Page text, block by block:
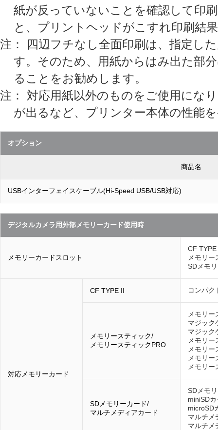
紙が反っていないことを確認して印
と、プリントヘッドがこすれ印刷結
注： 四辺フチなし全面印刷は、指定し
す。そのため、用紙からはみ出た部
ることをお勧めします。
注： 対応用紙以外のものをご使用にな
が出るなど、プリンター本体の性能
オプション
商品名
USBインターフェイスケーブル(Hi-Speed USB/USB対応)
デジタルカメラ用外部メモリーカード使用時
メモリーカードスロット
CF
メモリ
SDメモ
対応メモリーカード
CF TYPE II コンパク
メモリースティック/
メモリースティックPRO
メモリ
マジック
マジック
メモリ
メモリ
メモリ
メモリ
SDメモリーカード/
マルチメディアカード
SDメモ
miniSD
microSD
マルチメ
マルチメ